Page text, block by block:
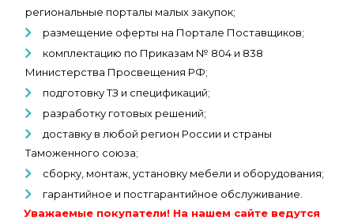
региональные порталы малых закупок;
размещение оферты на Портале Поставщиков;
комплектацию по Приказам № 804 и 838
Министерства Просвещения РФ;
подготовку ТЗ и спецификаций;
разработку готовых решений;
доставку в любой регион России и страны
Таможенного союза;
сборку, монтаж, установку мебели и оборудования;
гарантийное и постгарантийное обслуживание.
Уважаемые покупатели! На нашем сайте ведутся